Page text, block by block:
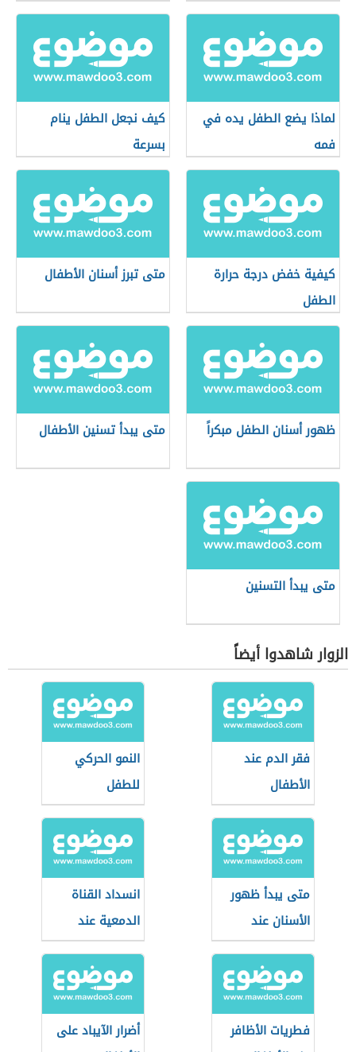
لماذا يضع الطفل يده في
فمه
كيف نجعل الطفل ينام
بسرعة
كيفية خفض درجة حرارة
الطفل
متى تبرز أسنان الأطفال
ظهور أسنان الطفل مبكراً متى يبدأ تسنين الأطفال
متى يبدأ التسنين
الزوار شاهدوا أيضاً
فقر الدم عند
الأطفال
النمو الحركي
للطفل
متى يبدأ ظهور
الأسنان عند
الطفل
انسداد القناة
الدمعية عند
الأطفال
فطريات الأظافر
أضرار الآيباد على